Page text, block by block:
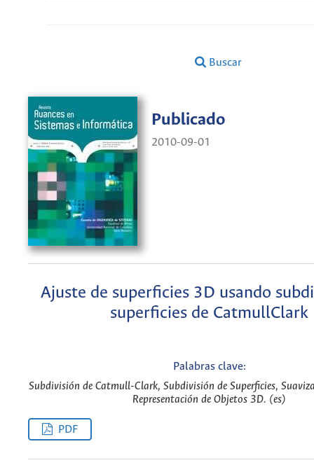
Buscar
Publicado
2010-09-01
Ajuste de superficies 3D usando
superficies de CatmullClark
Palabras clave:
Subdivisión de Catmull-Clark, Subdivisión de Superficies,
Representación de Objetos 3D. (es)
PDF